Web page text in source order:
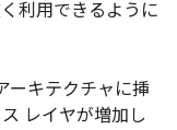
利用できるように
ーキテクチャに挿
レイヤが増加し